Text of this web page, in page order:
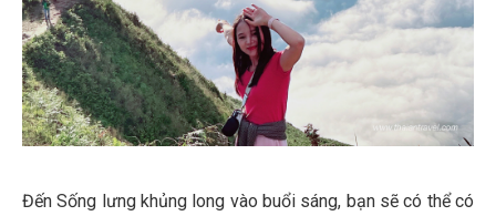
Đến Sống lưng khủng long vào buổi sáng, bạn sẽ có thể có